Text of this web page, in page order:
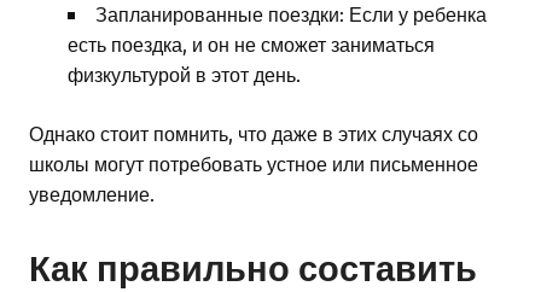
Запланированные поездки: Если у ребенка
есть поездка, и он не сможет заниматься
физкультурой в этот день.
Однако стоит помнить, что даже в этих случаях со
школы могут потребовать устное или письменное
уведомление.
Как правильно составить